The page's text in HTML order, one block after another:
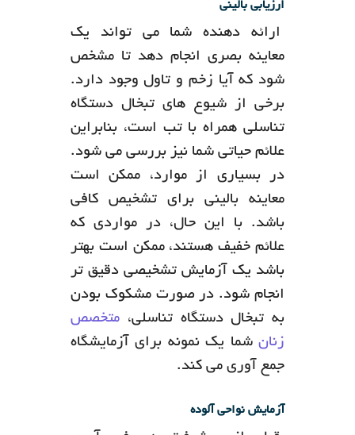
ارزیابی بالینی
ارائه دهنده شما می تواند یک
معاینه بصری انجام دهد تا مشخص
شود که آیا زخم و تاول وجود دارد.
برخی از شیوع های تبخال دستگاه
تناسلی همراه با تب است، بنابراین
علائم حیاتی شما نیز بررسی می شود.
در بسیاری از موارد، ممکن است
معاینه بالینی برای تشخیص کافی
باشد. با این حال، در مواردی که
علائم خفیف هستند، ممکن است بهتر
باشد یک آزمایش تشخیصی دقیق تر
انجام شود. در صورت مشکوک بودن
به تبخال دستگاه تناسلی، متخصص
زنان شما یک نمونه برای آزمایشگاه
جمع آوری می کند.
آزمایش نواحی آلوده